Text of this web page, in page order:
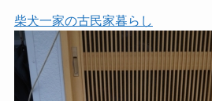
柴犬一家の古民家暮らし